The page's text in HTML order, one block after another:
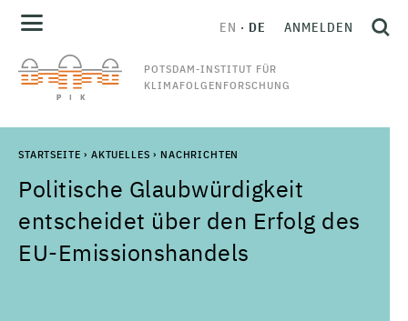
POTSDAM-INSTITUT FÜR
KLIMAFOLGENFORSCHUNG
EN DE ANMELDEN
STARTSEITE › AKTUELLES › NACHRICHTEN
Politische Glaubwürdigkeit
entscheidet über den Erfolg des
EU-Emissionshandels